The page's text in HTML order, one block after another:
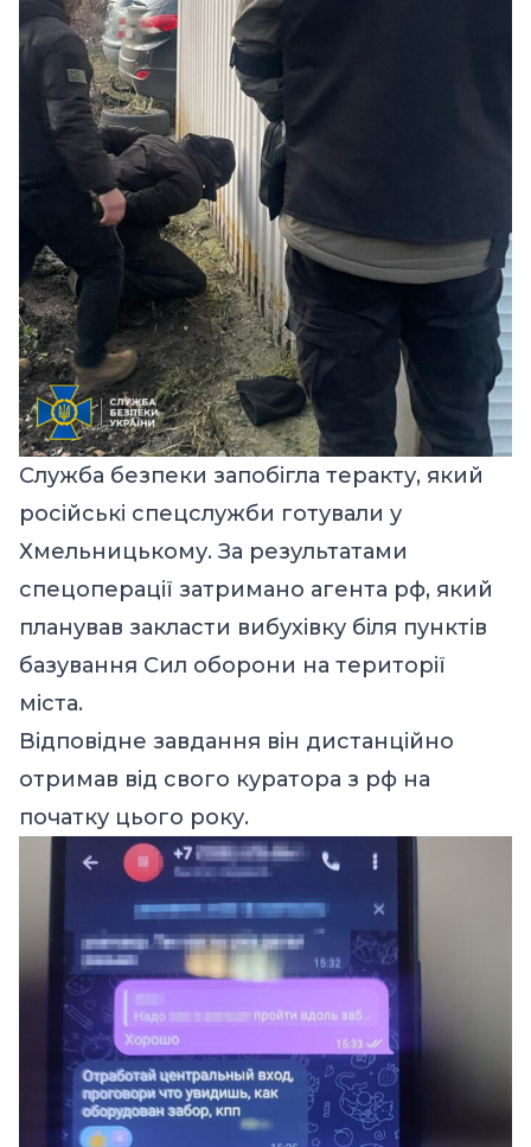
Служба безпеки запобігла теракту, який
російські спецслужби готували у
Хмельницькому. За результатами
спецоперації затримано агента рф, який
планував закласти вибухівку біля пунктів
базування Сил оборони на території
міста.
Відповідне завдання він дистанційно
отримав від свого куратора з рф на
початку цього року.